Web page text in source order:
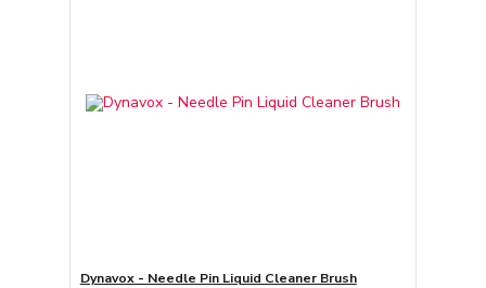
Dynavox - Needle Pin Liquid Cleaner Brush